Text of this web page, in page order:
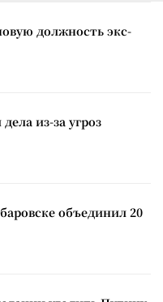
должность экс-
из-за угроз
объединил 20